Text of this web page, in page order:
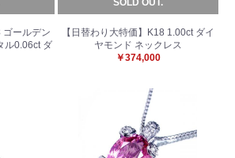
ゴールデン
ル0.06ct ダ
【日替わり大特価】K18 1.00ct ダイ
ヤモンド ネックレス
￥374,000